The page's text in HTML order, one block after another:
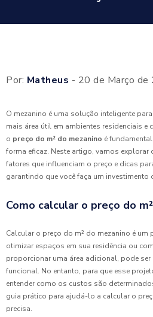
Por: Matheus - 20 de Março de
O mezanino é uma solução inteligente
mais área útil em ambientes residenciais e
o preço do m² do mezanino é
forma eficaz. Neste artigo, vamos
fatores que influenciam o preço e dicas
garantindo que você faça um investimento
Como calcular o preço do
Calcular o preço do m² do mezanino é um
otimizar espaços em sua residência ou
proporcionar uma área adicional, pode
funcional. No entanto, para que esse
entender como os custos são
guia prático para ajudá-lo a calcular o
precisa.